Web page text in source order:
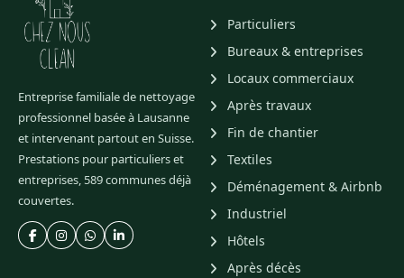
Entreprise familiale de nettoyage
professionnel basée à Lausanne
et intervenant partout en Suisse.
Prestations pour particuliers et
entreprises, 589 communes déjà
couvertes.
Particuliers
Bureaux & entreprises
Locaux commerciaux
Après travaux
Fin de chantier
Textiles
Déménagement & Airbnb
Industriel
Hôtels
Après décès